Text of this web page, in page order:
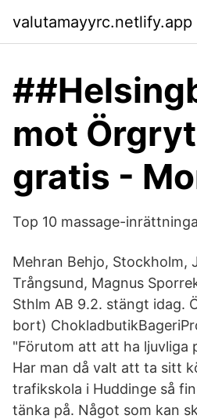
valutamayyrc.netlify.app
mot
gratis -
Top 10 massage-
Mehran Behjo, Stockholm,
Trångsund, Magnus
Sthlm AB 9.2. stängt idag.
bort)
"Förutom att att ha ljuvliga
Har man då valt att ta sitt
trafikskola i Huddinge så
tänka på. Något som kan